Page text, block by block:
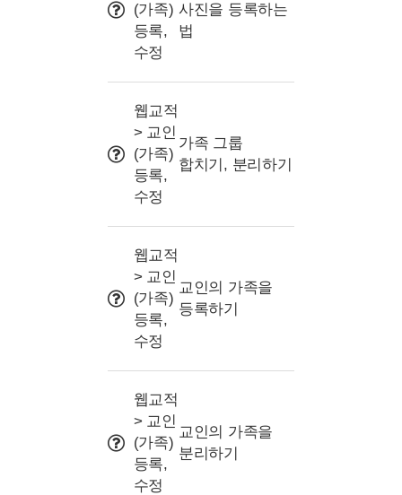
조직(교구or부서) 설정
문자 관련
프로그램 및 명칭 설정
사용자권한(교사/리더)
사용 Tip
(가족)
등록,
수정
사진을 등록하는
법
웹교적
> 교인
(가족)
등록,
수정
가족 그룹
합치기, 분리하기
웹교적
> 교인
(가족)
등록,
수정
교인의 가족을
등록하기
웹교적
> 교인
(가족)
등록,
수정
교인의 가족을
분리하기